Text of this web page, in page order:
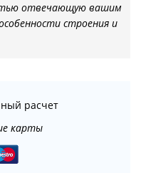
отвечающую вашим
строения и
расчет
карты